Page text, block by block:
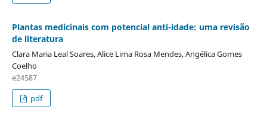
Plantas medicinais com potencial anti-idade: uma revisão
de literatura
Clara Maria Leal Soares, Alice Lima Rosa Mendes, Angélica Gomes
Coelho
e24587
pdf